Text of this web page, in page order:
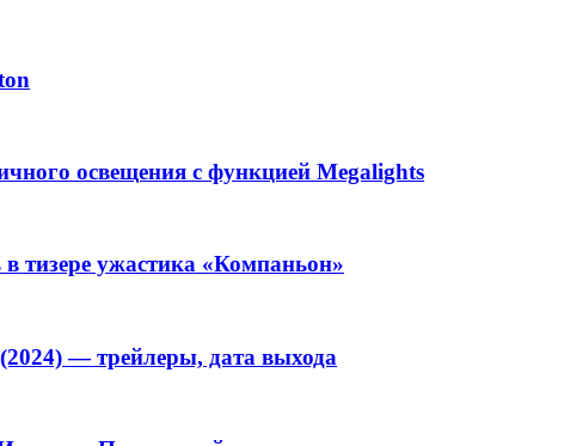
освещения с функцией Megalights
тизере ужастика «Компаньон»
— трейлеры, дата выхода